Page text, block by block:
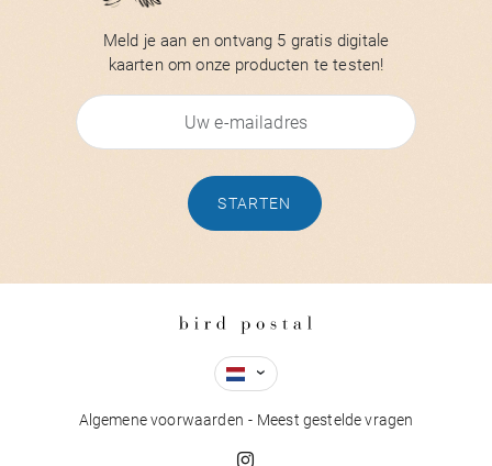
Meld je aan en ontvang 5 gratis digitale
kaarten om onze producten te testen!
STARTEN
Algemene voorwaarden Meest gestelde vragen